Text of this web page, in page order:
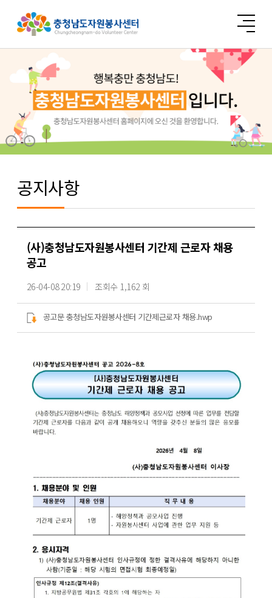
공지사항
(사)충청남도자원봉사센터 기간제 근로자 채용
공고
26-04-08 20:19 조회수 1,162 회
공고문 충청남도자원봉사센터 기간제근로자 채용.hwp